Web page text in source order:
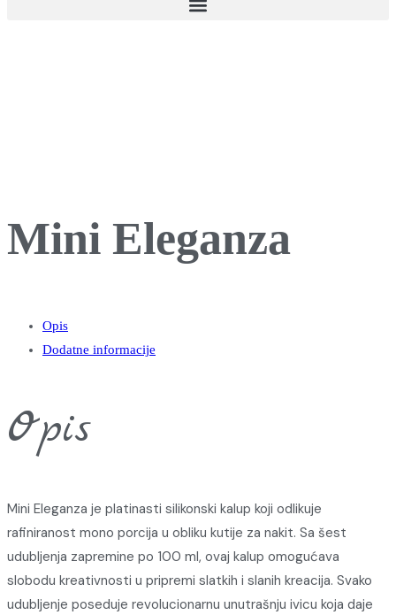
Mini Eleganza
Opis
Dodatne informacije
Opis
Mini Eleganza je platinasti silikonski kalup koji odlikuje
rafiniranost mono porcija u obliku kutije za nakit. Sa šest
udubljenja zapremine po 100 ml, ovaj kalup omogućava
slobodu kreativnosti u pripremi slatkih i slanih kreacija. Svako
udubljenje poseduje revolucionarnu unutrašnju ivicu koja daje